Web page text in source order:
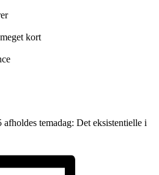
kort
afholdes temadag: Det eksistentielle i